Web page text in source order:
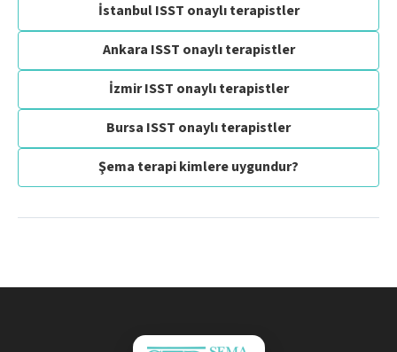
İstanbul ISST onaylı terapistler
Ankara ISST onaylı terapistler
İzmir ISST onaylı terapistler
Bursa ISST onaylı terapistler
Şema terapi kimlere uygundur?